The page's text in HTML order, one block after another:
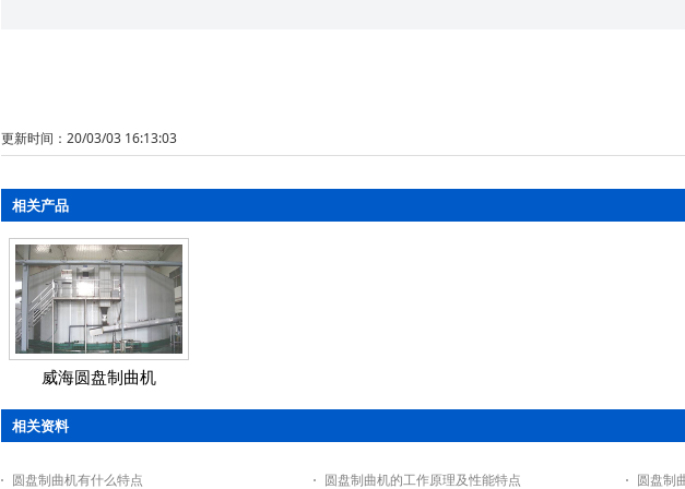
更新时间：20/03/03 16:13:03
相关产品
威海圆盘制曲机
相关资料
圆盘制曲机有什么特点 圆盘制曲机的工作原理及性能特点 圆盘制